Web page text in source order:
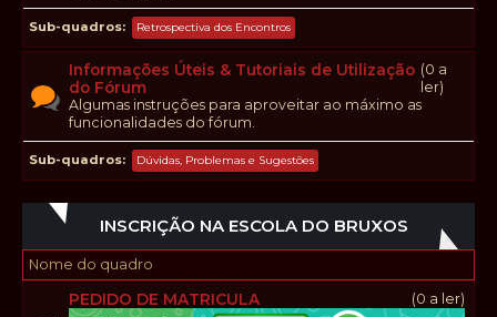
Sub-quadros Retrospectiva dos Encontros
Informações Úteis & Tutoriais de Utilização
do Fórum
(0 a
ler)
Algumas instruções para aproveitar ao máximo as
funcionalidades do fórum.
Sub-quadros Dúvidas, Problemas e Sugestões
INSCRIÇÃO NA ESCOLA DO BRUXOS
Nome do quadro
PEDIDO DE MATRICULA (0 a ler)